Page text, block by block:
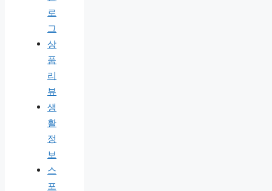
로
그
상
품
리
뷰
생
활
정
보
스
포